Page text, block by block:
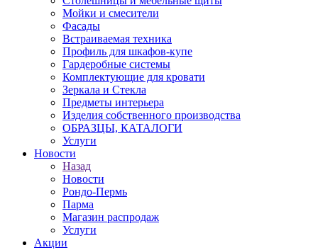
Мойки и смесители
Фасады
Встраиваемая техника
Профиль для шкафов-купе
Гардеробные системы
Комплектующие для кровати
Зеркала и Стекла
Предметы интерьера
Изделия собственного производства
ОБРАЗЦЫ, КАТАЛОГИ
Услуги
Новости
Назад
Новости
Рондо-Пермь
Парма
Магазин распродаж
Услуги
Акции